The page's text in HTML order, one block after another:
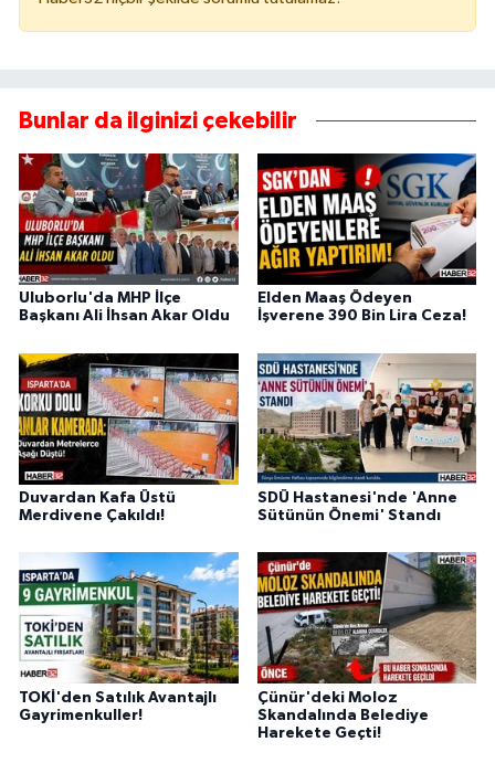
Bunlar da ilginizi çekebilir
Uluborlu'da MHP İlçe
Başkanı Ali İhsan Akar Oldu
Elden Maaş Ödeyen
İşverene 390 Bin Lira Ceza!
Duvardan Kafa Üstü
Merdivene Çakıldı!
SDÜ Hastanesi'nde 'Anne
Sütünün Önemi' Standı
TOKİ'den Satılık Avantajlı
Gayrimenkuller!
Çünür'deki Moloz
Skandalında Belediye
Harekete Geçti!